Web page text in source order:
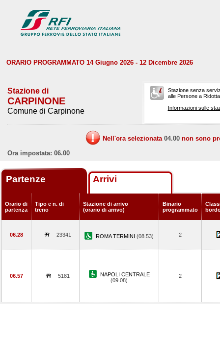
ORARIO PROGRAMMATO 14 Giugno 2026 - 12 Dicembre 2026
Stazione di
CARPINONE
Comune di Carpinone
Stazione senza
alle Persone a
Informazioni sulle
Nell'ora selezionata 04.00 non sono
Ora impostata: 06.00
Partenze Arrivi
Orario di
partenza
Tipo e n. di
treno
Stazione di arrivo
(orario di arrivo)
Binario
programmato
06.28 23341 ROMA TERMINI (08.53) 2
06.57 5181
NAPOLI CENTRALE
(09.08)
2